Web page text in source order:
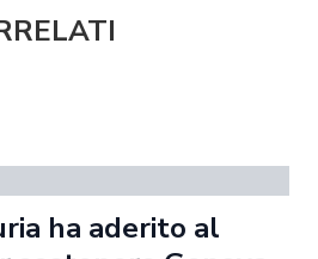
ha aderito al